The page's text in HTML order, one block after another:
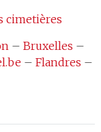
cimetières
– Bruxelles –
– Flandres –